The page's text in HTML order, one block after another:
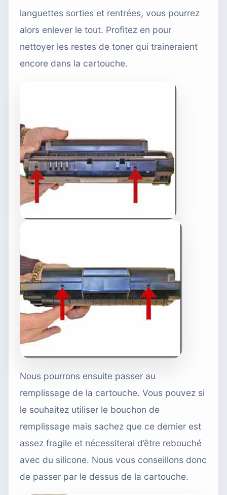
languettes sorties et rentrées, vous pourrez
alors enlever le tout. Profitez en pour
nettoyer les restes de toner qui traineraient
encore dans la cartouche.
Nous pourrons ensuite passer au
remplissage de la cartouche. Vous pouvez si
le souhaitez utiliser le bouchon de
remplissage mais sachez que ce dernier est
assez fragile et nécessiterai d’être rebouché
avec du silicone. Nous vous conseillons donc
de passer par le dessus de la cartouche.